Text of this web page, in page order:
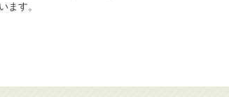
ます。